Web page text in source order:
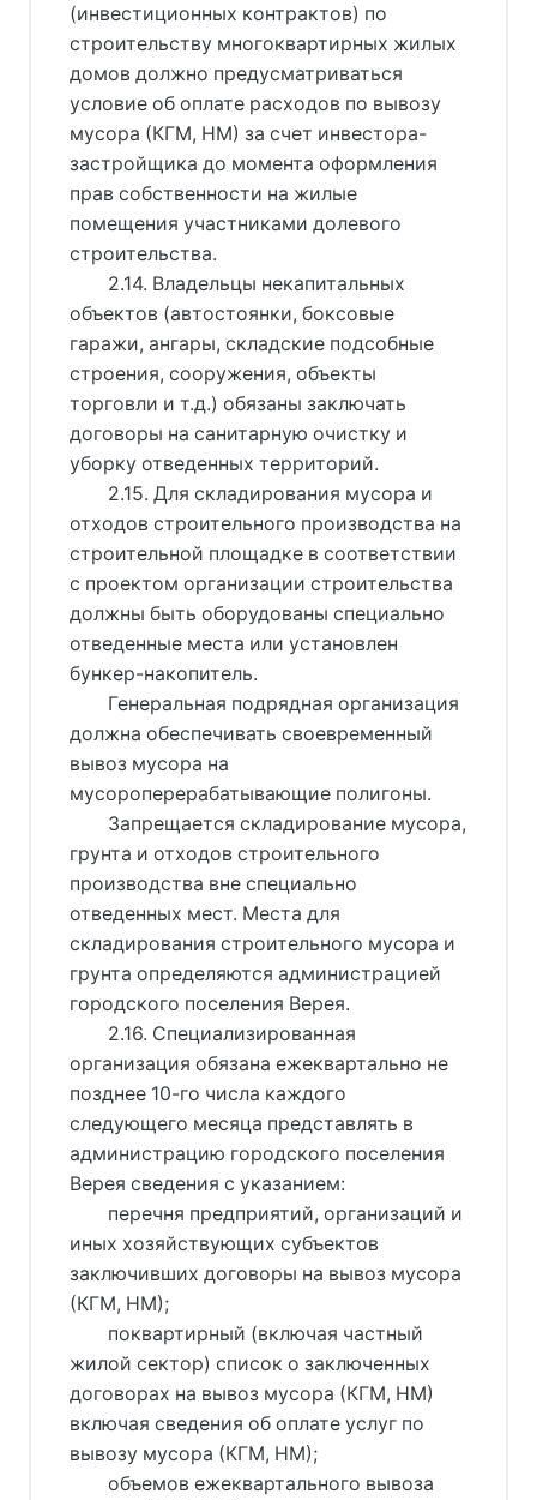
(инвестиционных контрактов) по
строительству многоквартирных жилых
домов должно предусматриваться
условие об оплате расходов по вывозу
мусора (КГМ, НМ) за счет инвестора-
застройщика до момента оформления
прав собственности на жилые
помещения участниками долевого
строительства.
2.14. Владельцы некапитальных
объектов (автостоянки, боксовые
гаражи, ангары, складские подсобные
строения, сооружения, объекты
торговли и т.д.) обязаны заключать
договоры на санитарную очистку и
уборку отведенных территорий.
2.15. Для складирования мусора и
отходов строительного производства на
строительной площадке в соответствии
с проектом организации строительства
должны быть оборудованы специально
отведенные места или установлен
бункер-накопитель.
Генеральная подрядная организация
должна обеспечивать своевременный
вывоз мусора на
мусороперерабатывающие полигоны.
Запрещается складирование мусора,
грунта и отходов строительного
производства вне специально
отведенных мест. Места для
складирования строительного мусора и
грунта определяются администрацией
городского поселения Верея.
2.16. Специализированная
организация обязана ежеквартально не
позднее 10-го числа каждого
следующего месяца представлять в
администрацию городского поселения
Верея сведения с указанием:
перечня предприятий, организаций и
иных хозяйствующих субъектов
заключивших договоры на вывоз мусора
(КГМ, НМ);
поквартирный (включая частный
жилой сектор) список о заключенных
договорах на вывоз мусора (КГМ, НМ)
включая сведения об оплате услуг по
вывозу мусора (КГМ, НМ);
объемов ежеквартального вывоза